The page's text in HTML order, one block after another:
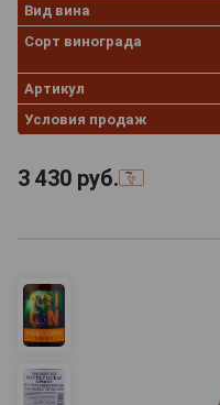
Вид вина
Сорт винограда
Артикул
Условия продаж
3 430 руб.